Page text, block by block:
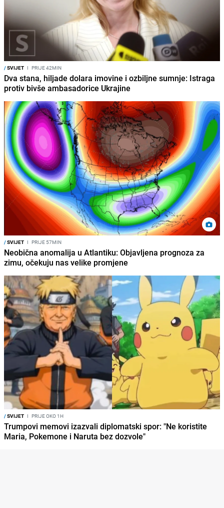
/SVIJET I PRIJE 42MIN
Dva stana, hiljade dolara imovine i ozbiljne sumnje: Istraga
protiv bivše ambasadorice Ukrajine
/SVIJET I PRIJE 57MIN
Neobična anomalija u Atlantiku: Objavljena prognoza za
zimu, očekuju nas velike promjene
/SVIJET I PRIJE OKO 1H
Trumpovi memovi izazvali diplomatski spor: "Ne koristite
Maria, Pokemone i Naruta bez dozvole"